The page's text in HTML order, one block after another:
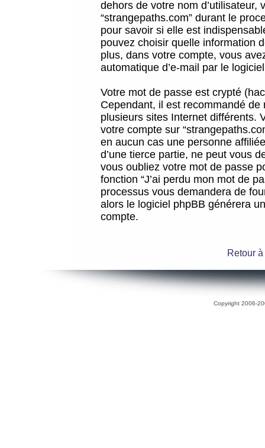
dehors de votre nom
“strangepaths.com” durant le
pour savoir si elle est
pouvez choisir quelle information
plus, dans votre compte, vous
automatique d’e-mail par le
Votre mot de passe est crypté
Cependant, il est recommandé
plusieurs sites Internet différents.
votre compte sur
en aucun cas une personne
d’une tierce partie, ne peut vous
vous oubliez votre mot de passe
fonction “J’ai perdu mon mot de
processus vous demandera de
alors le logiciel phpBB générera
compte.
Retour
Copyright 2006-